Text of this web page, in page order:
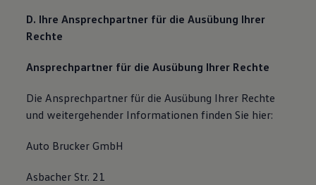
D. Ihre Ansprechpartner für die Ausübung Ihrer
Rechte
Ansprechpartner für die Ausübung Ihrer Rechte
Die Ansprechpartner für die Ausübung Ihrer Rechte
und weitergehender Informationen finden Sie hier:
Auto Brucker GmbH
Asbacher Str. 21